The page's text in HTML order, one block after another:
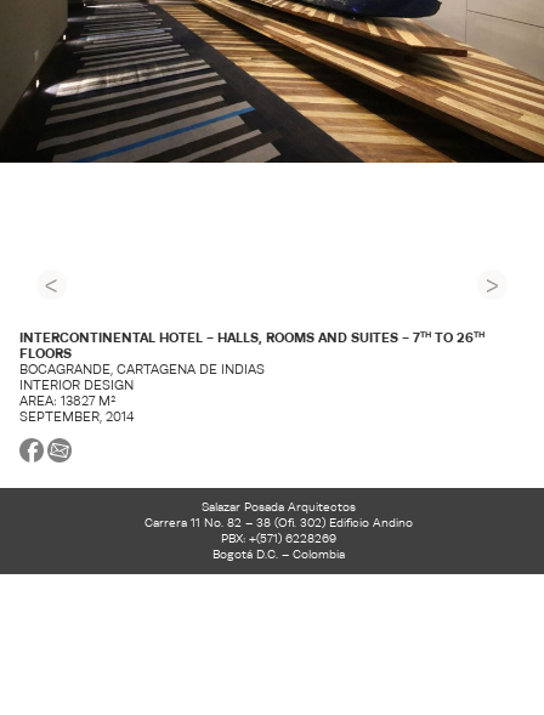
< >
INTERCONTINENTAL HOTEL - HALLS, ROOMS AND SUITES - 7TH TO 26TH
FLOORS
BOCAGRANDE, CARTAGENA DE INDIAS
INTERIOR DESIGN
AREA: 13827 M²
SEPTEMBER, 2014
Salazar Posada Arquitectos
Carrera 11 No. 82 – 38 (Ofi. 302) Edificio Andino
PBX: +(571) 6228269
Bogotá D.C. – Colombia